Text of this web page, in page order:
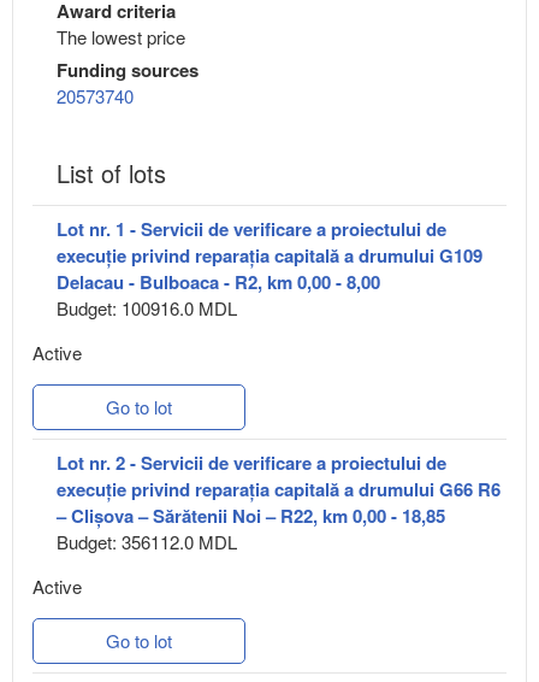
Award criteria
The lowest price
Funding sources
20573740
List of lots
Lot nr. 1 - Servicii de verificare a proiectului de
execuție privind reparația capitală a drumului G109
Delacau - Bulboaca - R2, km 0,00 - 8,00
Budget: 100916.0 MDL
Active
Go to lot
Lot nr. 2 - Servicii de verificare a proiectului de
execuție privind reparația capitală a drumului G66 R6
– Clișova – Sărătenii Noi – R22, km 0,00 - 18,85
Budget: 356112.0 MDL
Active
Go to lot